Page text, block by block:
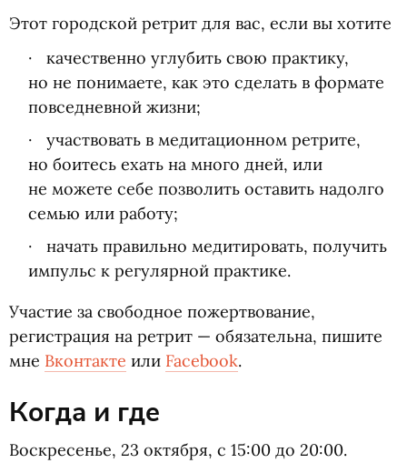
Этот городской ретрит для вас, если вы хотите
качественно углубить свою практику,
но не понимаете, как это сделать в формате
повседневной жизни;
участвовать в медитационном ретрите,
но боитесь ехать на много дней, или
не можете себе позволить оставить надолго
семью или работу;
начать правильно медитировать, получить
импульс к регулярной практике.
Участие за свободное пожертвование,
регистрация на ретрит — обязательна, пишите
мне Вконтакте или Facebook.
Когда и где
Воскресенье, 23 октября, с 15:00 до 20:00.